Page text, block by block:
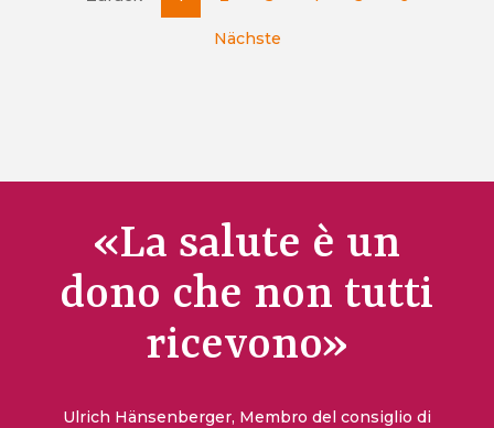
Nächste
«La salute è un
dono che non tutti
ricevono»
Ulrich Hänsenberger, Membro del consiglio di